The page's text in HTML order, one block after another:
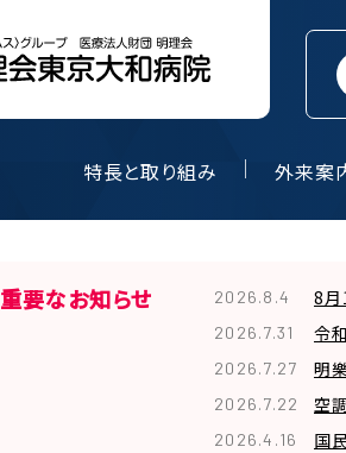
特長と取り組み 外来案
重要なお知らせ 2026.8.4 8
2026.7.31 令
2026.7.27 明
2026.7.22 空
2026.4.16 国